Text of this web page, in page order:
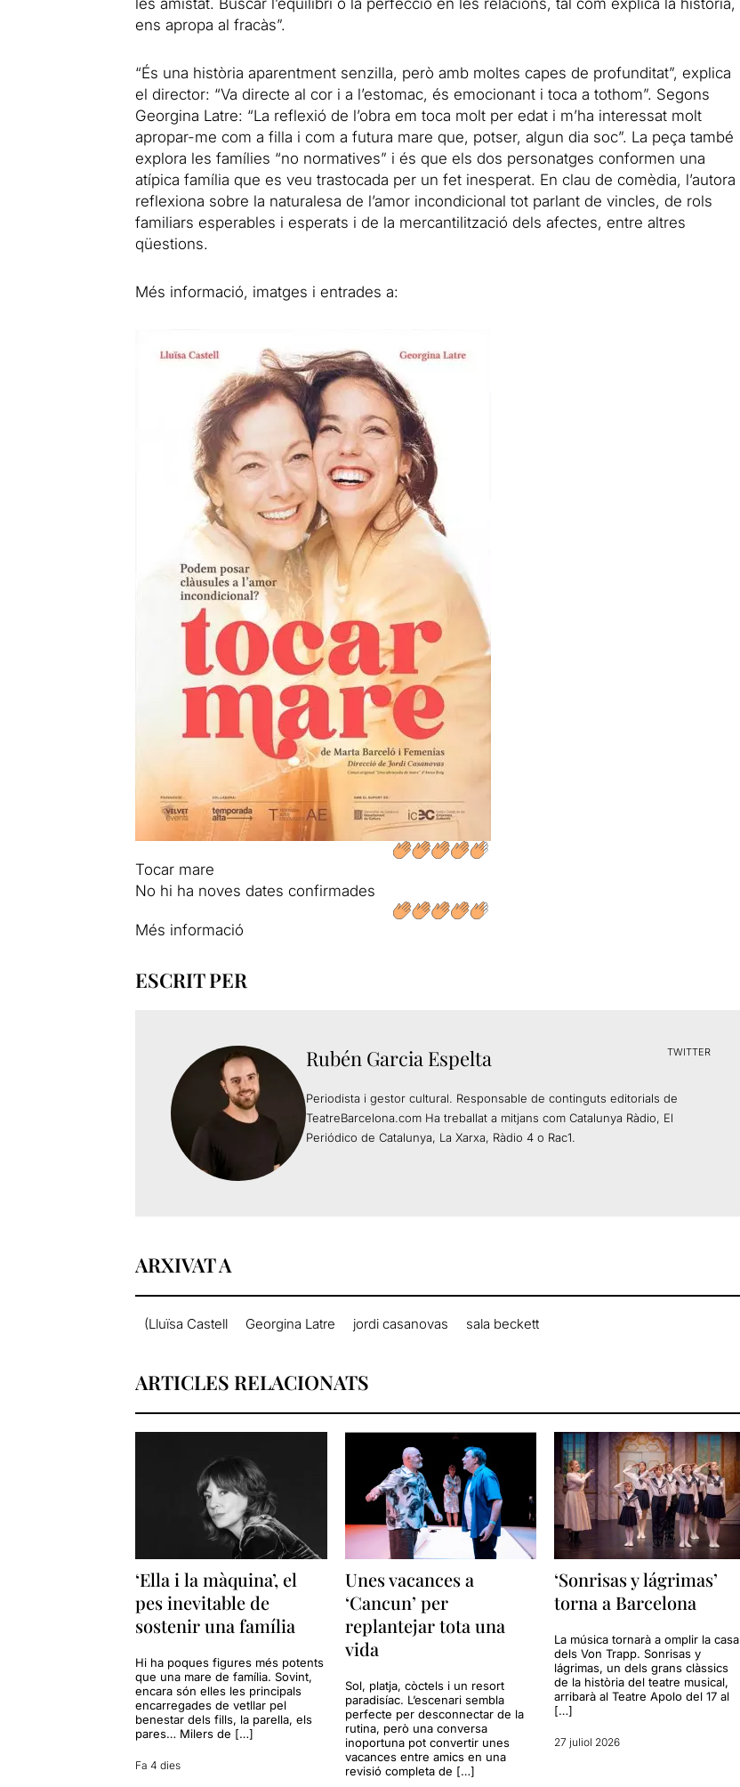
ens apropa al fracàs”.
“És una història aparentment senzilla, però amb moltes capes de profunditat”, explica
el director: “Va directe al cor i a l’estomac, és emocionant i toca a tothom”. Segons
Georgina Latre: “La reflexió de l’obra em toca molt per edat i m’ha interessat molt
apropar-me com a filla i com a futura mare que, potser, algun dia soc”. La peça també
explora les famílies “no normatives” i és que els dos personatges conformen una
atípica família que es veu trastocada per un fet inesperat. En clau de comèdia, l’autora
reflexiona sobre la naturalesa de l’amor incondicional tot parlant de vincles, de rols
familiars esperables i esperats i de la mercantilització dels afectes, entre altres
qüestions.
Més informació, imatges i entrades a:
Tocar mare
No hi ha noves dates confirmades
Més informació
ESCRIT PER
Rubén Garcia Espelta TWITTER
Periodista i gestor cultural. Responsable de continguts editorials de
TeatreBarcelona.com Ha treballat a mitjans com Catalunya Ràdio, El
Periódico de Catalunya, La Xarxa, Ràdio 4 o Rac1.
ARXIVAT A
(Lluïsa Castell Georgina Latre jordi casanovas sala beckett
ARTICLES RELACIONATS
‘Ella i la màquina’, el
pes inevitable de
sostenir una família
Hi ha poques figures més potents
que una mare de família. Sovint,
encara són elles les principals
encarregades de vetllar pel
benestar dels fills, la parella, els
pares… Milers de […]
Fa 4 dies
Unes vacances a
‘Cancun’ per
replantejar tota una
vida
Sol, platja, còctels i un resort
paradisíac. L’escenari sembla
perfecte per desconnectar de la
rutina, però una conversa
inoportuna pot convertir unes
vacances entre amics en una
revisió completa de […]
‘Sonrisas y lágrimas’
torna a Barcelona
La música tornarà a omplir la casa
dels Von Trapp. Sonrisas y
lágrimas, un dels grans clàssics
de la història del teatre musical,
arribarà al Teatre Apolo del 17 al
[…]
27 juliol 2026